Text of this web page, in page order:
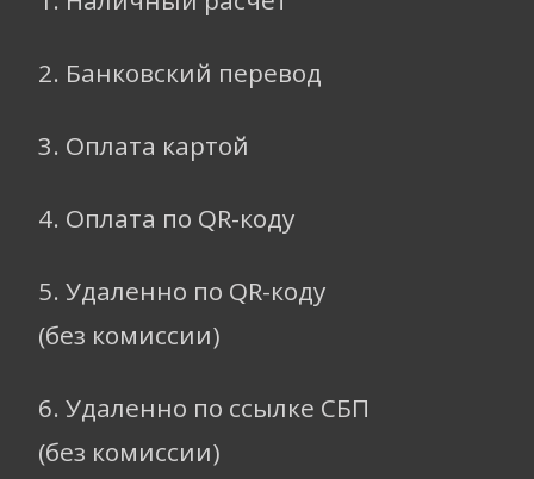
2. Банковский перевод
3. Оплата картой
4. Оплата по QR-коду
5. Удаленно по QR-коду
(без комиссии)
6. Удаленно по ссылке СБП
(без комиссии)